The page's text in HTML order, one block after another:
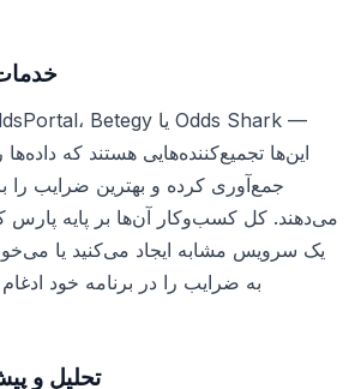
این‌ها تجمیع‌کننده‌هایی هستند که
جمع‌آوری کرده و بهترین ضرایب را
می‌دهند. کل کسب‌وکار آن‌ها بر پایه
یک سرویس مشابه ایجاد می‌کنید یا
به ضرایب را در برنامه خود
تحلیل و